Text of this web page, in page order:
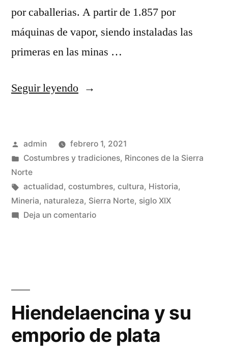
por caballerias. A partir de 1.857 por
máquinas de vapor, siendo instaladas las
primeras en las minas …
Seguir leyendo«El
las
de
plata
Publicado
por
admin
febrero 1, 2021
Publicado
en
Costumbres y tradiciones, Rincones de la Sierra
Norte
Etiquetas:
actualidad, costumbres, cultura, Historia,
Mineria, naturaleza, Sierra Norte, siglo XIX
Deja un comentarioen
plata
de
la
Hiendelaencina y su
emporio de plata